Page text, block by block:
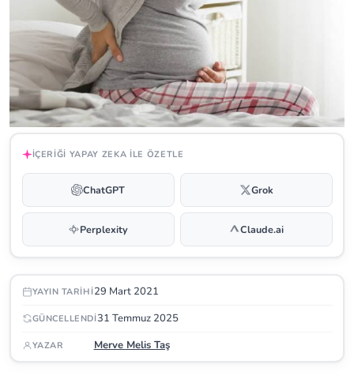
İÇERIĞI YAPAY ZEKA ILE ÖZETLE
ChatGPT Grok
Perplexity Claude.ai
YAYIN TARIHI29 Mart 2021
GÜNCELLENDI31 Temmuz 2025
YAZAR Merve Melis Taş